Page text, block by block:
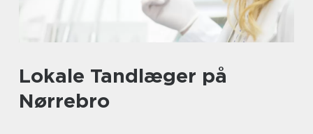
Lokale Tandlæger på
Nørrebro